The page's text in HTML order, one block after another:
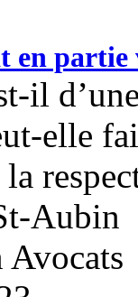
en
il
elle
Aubin